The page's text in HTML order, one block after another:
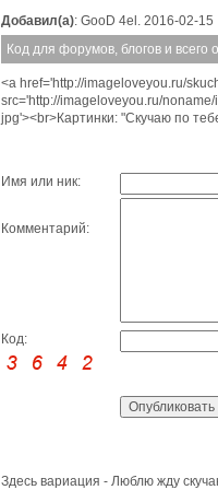
Добавил(а): GooD 4el. 2016-02-15
Код для форумов, блогов и всего
<a href='http://imageloveyou.ru/
src='http://imageloveyou.ru/
jpg'><br>Картинки: "Скучаю по
Имя или ник:
Комментарий:
Код:
Здесь вариация - Люблю жду